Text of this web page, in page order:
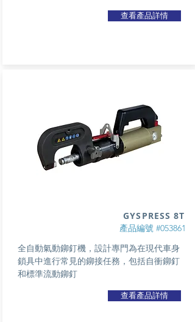
查看產品詳情
產品編號 #053861
全自動氣動鉚釘機，設計專門為在現代車身
鎖具中進行常見的鉚接任務，包括自衝鉚釘
和標準流動鉚釘
GYSPRESS 8T
查看產品詳情